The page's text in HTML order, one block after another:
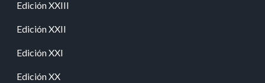
Edición XXIII
Edición XXII
Edición XXI
Edición XX